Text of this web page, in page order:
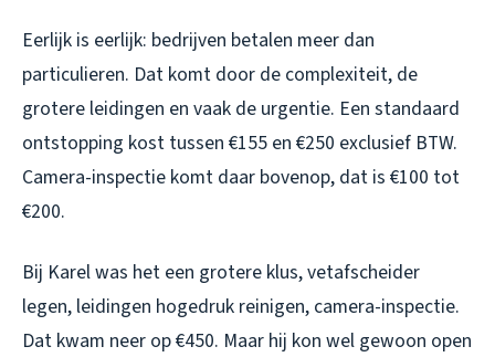
Eerlijk is eerlijk: bedrijven betalen meer dan
particulieren. Dat komt door de complexiteit, de
grotere leidingen en vaak de urgentie. Een standaard
ontstopping kost tussen €155 en €250 exclusief BTW.
Camera-inspectie komt daar bovenop, dat is €100 tot
€200.
Bij Karel was het een grotere klus, vetafscheider
legen, leidingen hogedruk reinigen, camera-inspectie.
Dat kwam neer op €450. Maar hij kon wel gewoon open